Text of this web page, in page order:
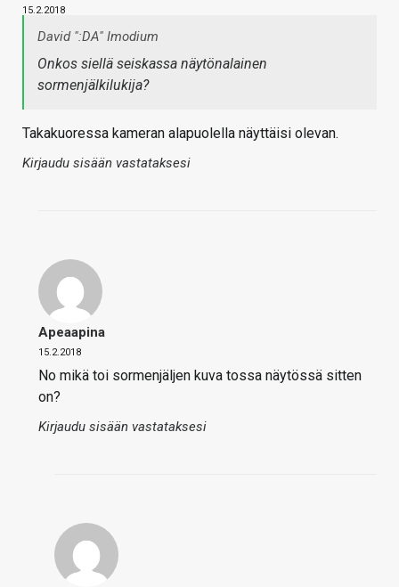
15.2.2018
David ":DA" Imodium
Onkos siellä seiskassa näytönalainen
sormenjälkilukija?
Takakuoressa kameran alapuolella näyttäisi olevan.
Kirjaudu sisään vastataksesi
Apeaapina
15.2.2018
No mikä toi sormenjäljen kuva tossa näytössä sitten
on?
Kirjaudu sisään vastataksesi